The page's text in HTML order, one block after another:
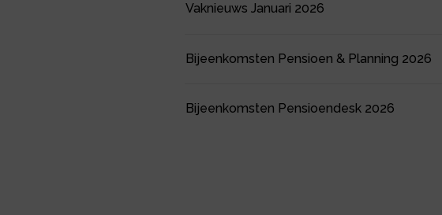
Vaknieuws Januari 2026
Bijeenkomsten Pensioen & Planning 2026
Bijeenkomsten Pensioendesk 2026